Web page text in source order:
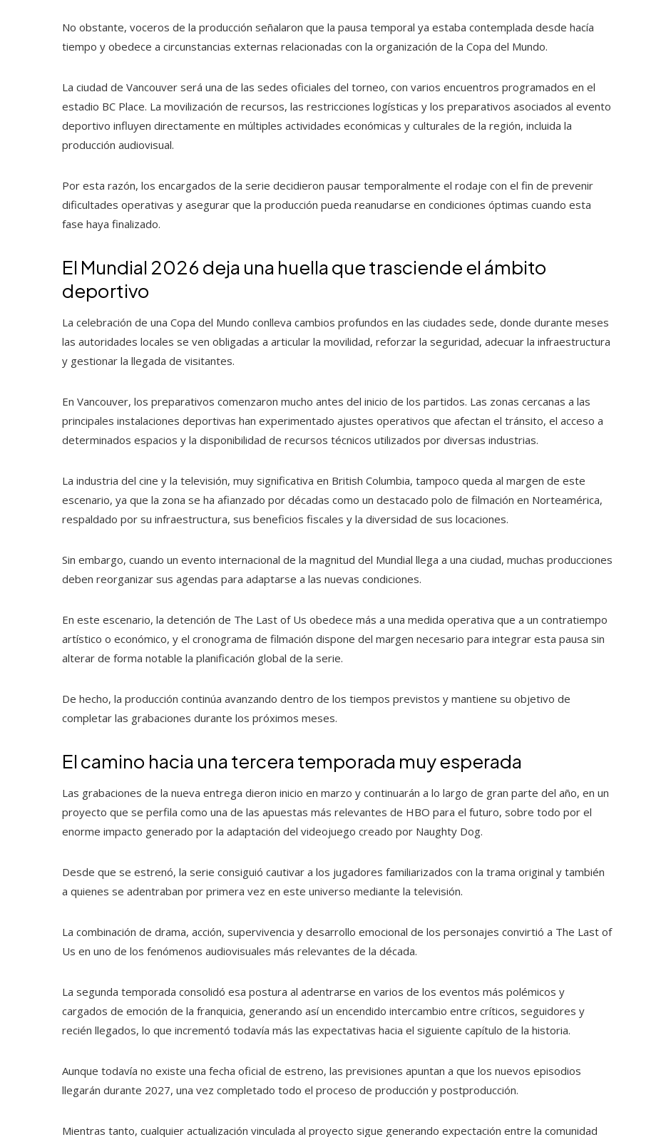
No obstante, voceros de la producción señalaron que la pausa temporal ya estaba contemplada desde hacía
tiempo y obedece a circunstancias externas relacionadas con la organización de la Copa del Mundo.
La ciudad de Vancouver será una de las sedes oficiales del torneo, con varios encuentros programados en el
estadio BC Place. La movilización de recursos, las restricciones logísticas y los preparativos asociados al evento
deportivo influyen directamente en múltiples actividades económicas y culturales de la región, incluida la
producción audiovisual.
Por esta razón, los encargados de la serie decidieron pausar temporalmente el rodaje con el fin de prevenir
dificultades operativas y asegurar que la producción pueda reanudarse en condiciones óptimas cuando esta
fase haya finalizado.
El Mundial 2026 deja una huella que trasciende el ámbito
deportivo
La celebración de una Copa del Mundo conlleva cambios profundos en las ciudades sede, donde durante meses
las autoridades locales se ven obligadas a articular la movilidad, reforzar la seguridad, adecuar la infraestructura
y gestionar la llegada de visitantes.
En Vancouver, los preparativos comenzaron mucho antes del inicio de los partidos. Las zonas cercanas a las
principales instalaciones deportivas han experimentado ajustes operativos que afectan el tránsito, el acceso a
determinados espacios y la disponibilidad de recursos técnicos utilizados por diversas industrias.
La industria del cine y la televisión, muy significativa en British Columbia, tampoco queda al margen de este
escenario, ya que la zona se ha afianzado por décadas como un destacado polo de filmación en Norteamérica,
respaldado por su infraestructura, sus beneficios fiscales y la diversidad de sus locaciones.
Sin embargo, cuando un evento internacional de la magnitud del Mundial llega a una ciudad, muchas producciones
deben reorganizar sus agendas para adaptarse a las nuevas condiciones.
En este escenario, la detención de The Last of Us obedece más a una medida operativa que a un contratiempo
artístico o económico, y el cronograma de filmación dispone del margen necesario para integrar esta pausa sin
alterar de forma notable la planificación global de la serie.
De hecho, la producción continúa avanzando dentro de los tiempos previstos y mantiene su objetivo de
completar las grabaciones durante los próximos meses.
El camino hacia una tercera temporada muy esperada
Las grabaciones de la nueva entrega dieron inicio en marzo y continuarán a lo largo de gran parte del año, en un
proyecto que se perfila como una de las apuestas más relevantes de HBO para el futuro, sobre todo por el
enorme impacto generado por la adaptación del videojuego creado por Naughty Dog.
Desde que se estrenó, la serie consiguió cautivar a los jugadores familiarizados con la trama original y también
a quienes se adentraban por primera vez en este universo mediante la televisión.
La combinación de drama, acción, supervivencia y desarrollo emocional de los personajes convirtió a The Last of
Us en uno de los fenómenos audiovisuales más relevantes de la década.
La segunda temporada consolidó esa postura al adentrarse en varios de los eventos más polémicos y
cargados de emoción de la franquicia, generando así un encendido intercambio entre críticos, seguidores y
recién llegados, lo que incrementó todavía más las expectativas hacia el siguiente capítulo de la historia.
Aunque todavía no existe una fecha oficial de estreno, las previsiones apuntan a que los nuevos episodios
llegarán durante 2027, una vez completado todo el proceso de producción y postproducción.
Mientras tanto, cualquier actualización vinculada al proyecto sigue generando expectación entre la comunidad